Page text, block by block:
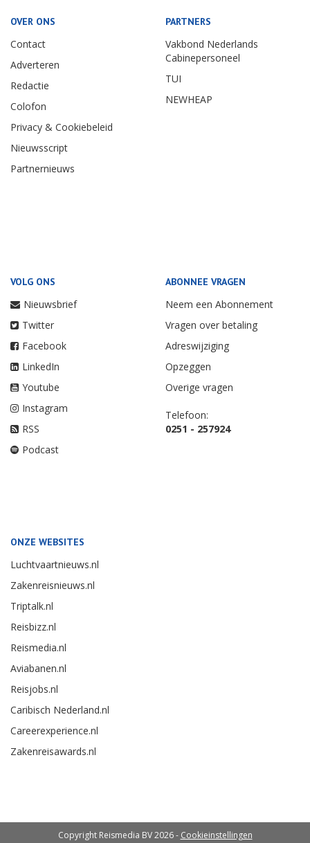
OVER ONS
Contact
Adverteren
Redactie
Colofon
Privacy & Cookiebeleid
Nieuwsscript
Partnernieuws
PARTNERS
Vakbond Nederlands
Cabinepersoneel
TUI
NEWHEAP
VOLG ONS
Nieuwsbrief
Twitter
Facebook
LinkedIn
Youtube
Instagram
RSS
Podcast
ABONNEE VRAGEN
Neem een Abonnement
Vragen over betaling
Adreswijziging
Opzeggen
Overige vragen
Telefoon:
0251 - 257924
ONZE WEBSITES
Luchtvaartnieuws.nl
Zakenreisnieuws.nl
Triptalk.nl
Reisbizz.nl
Reismedia.nl
Aviabanen.nl
Reisjobs.nl
Caribisch Nederland.nl
Careerexperience.nl
Zakenreisawards.nl
Copyright Reismedia BV 2026 - Cookieinstellingen